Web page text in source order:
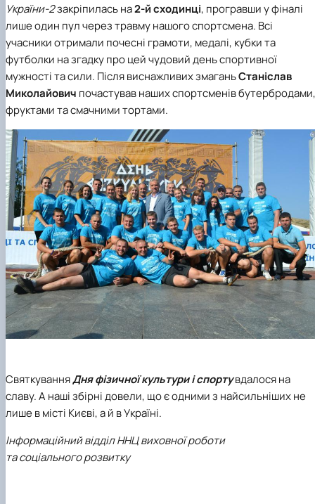
України-2закріпилась на2-й сходинці, програвши у фіналі
лише один пул через травму нашого спортсмена. Всі
учасники отримали почесні грамоти, медалі, кубки та
футболки на згадку про цей чудовий день спортивної
мужності та сили. Після виснажливих змаганьСтаніслав
Миколайович почастував наших спортсменів бутербродами,
фруктами та смачними тортами.
СвяткуванняДня фізичної культури і спортувдалося на
славу. А наші збірні довели, що є одними з найсильніших не
лише в місті Києві, а й в Україні.
Інформаційний відділ ННЦ виховної роботи
та соціального розвитку